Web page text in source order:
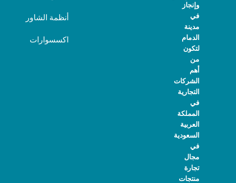
وإنجاز
في
مدينة
الدمام
لتكون
من
أهم
الشركات
التجارية
في
المملكة
العربية
السعودية
في
مجال
تجارة
منتجات
أنظمة الشاور
اكسسوارات